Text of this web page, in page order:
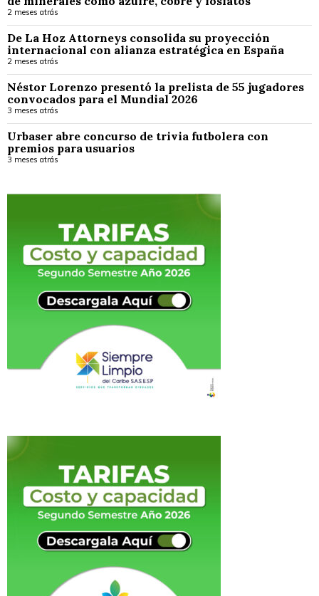
2 meses atrás
De La Hoz Attorneys consolida su proyección
internacional con alianza estratégica en España
2 meses atrás
Néstor Lorenzo presentó la prelista de 55 jugadores
convocados para el Mundial 2026
3 meses atrás
Urbaser abre concurso de trivia futbolera con
premios para usuarios
3 meses atrás